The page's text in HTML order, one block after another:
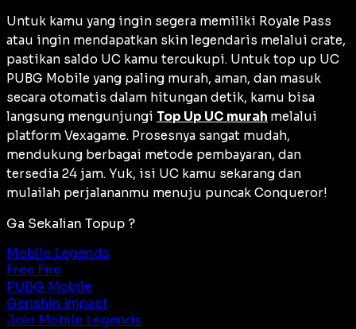
Untuk kamu yang ingin segera memiliki Royale Pass
atau ingin mendapatkan skin legendaris melalui crate,
pastikan saldo UC kamu tercukupi. Untuk top up UC
PUBG Mobile yang paling murah, aman, dan masuk
secara otomatis dalam hitungan detik, kamu bisa
langsung mengunjungi Top Up UC murah melalui
platform Vexagame. Prosesnya sangat mudah,
mendukung berbagai metode pembayaran, dan
tersedia 24 jam. Yuk, isi UC kamu sekarang dan
mulailah perjalananmu menuju puncak Conqueror!
Ga Sekalian Topup ?
Mobile Legends
Free Fire
PUBG Mobile
Genshin Impact
Joki Mobile Legends